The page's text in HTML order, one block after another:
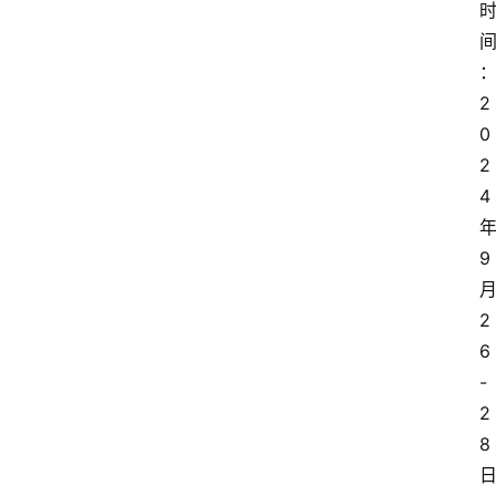
时
间
：
2
0
2
4
年
9
月
2
6
-
2
8
日